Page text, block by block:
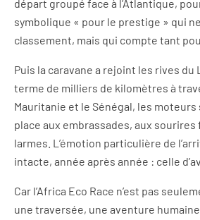
départ groupé face à l’Atlantique,
symbolique « pour le prestige » qui
classement, mais qui compte tant
Puis la caravane a rejoint les rives du
terme de milliers de kilomètres à
Mauritanie et le Sénégal, les
place aux embrassades, aux
larmes. L’émotion particulière de
intacte, année après année : celle
Car l’Africa Eco Race n’est pas
une traversée, une aventure